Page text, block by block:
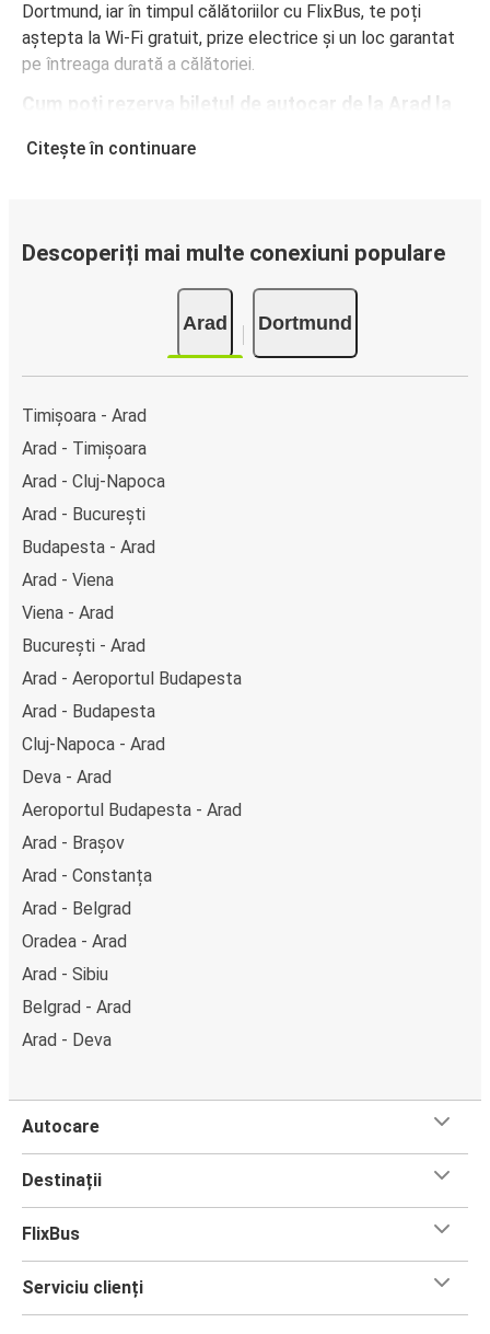
Dortmund, iar în timpul călătoriilor cu FlixBus, te poți
aștepta la Wi-Fi gratuit, prize electrice și un loc garantat
pe întreaga durată a călătoriei.
Cum poți rezerva biletul de autocar de la Arad la
clicuri. La achiziționarea online a unui bilet pe ruta Arad-
Apple Pay. Alternativ, poți plăti în numerar la bordul
autocarelor sau la unul din punctele de vânzare.
Citește în continuare
Descoperiți mai multe conexiuni populare
Arad Dortmund
Timișoara - Arad
Arad - Timișoara
Arad - Cluj-Napoca
Arad - București
Budapesta - Arad
Arad - Viena
Viena - Arad
București - Arad
Arad - Aeroportul Budapesta
Arad - Budapesta
Cluj-Napoca - Arad
Deva - Arad
Aeroportul Budapesta - Arad
Arad - Brașov
Arad - Constanța
Arad - Belgrad
Oradea - Arad
Arad - Sibiu
Belgrad - Arad
Arad - Deva
Autocare
Destinații
FlixBus
Serviciu clienți